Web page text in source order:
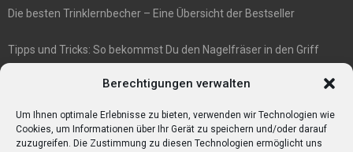
Berechtigungen verwalten
Um Ihnen optimale Erlebnisse zu bieten, verwenden wir Technologien wie
Cookies, um Informationen über Ihr Gerät zu speichern und/oder darauf
zuzugreifen. Die Zustimmung zu diesen Technologien ermöglicht uns
Die besten Trinklernbecher – Eine Übersicht der Bestseller
Tipps und Tricks: So bekommst Du den Nagelfräser in den Griff
Veganismus und Vegetarismus: Was ist der Unterschied?
Bumpkeys sind ein Phänomen, das viel Aufmerksamkeit erregt.